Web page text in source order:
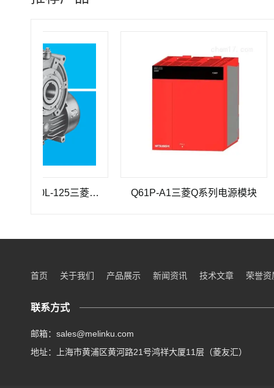
三菱重工SEHV100L-125三菱重工蜗轮蜗杆减速机SEHV100L-125 Q61P-A1三菱Q系列电源模块
首页 关于我们 产品展示 新闻资讯 技术文章 荣誉资
联系方式
邮箱：sales@melinku.com
地址：上海市黄浦区黄河路21号鸿祥大厦11层（菱友汇）